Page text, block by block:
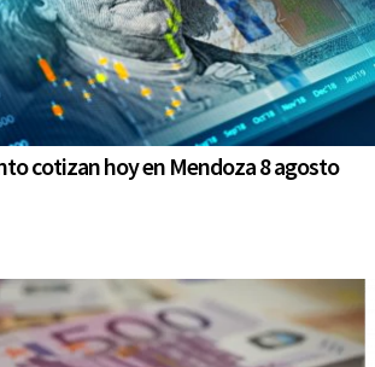
cotizan hoy en Mendoza 8 agosto